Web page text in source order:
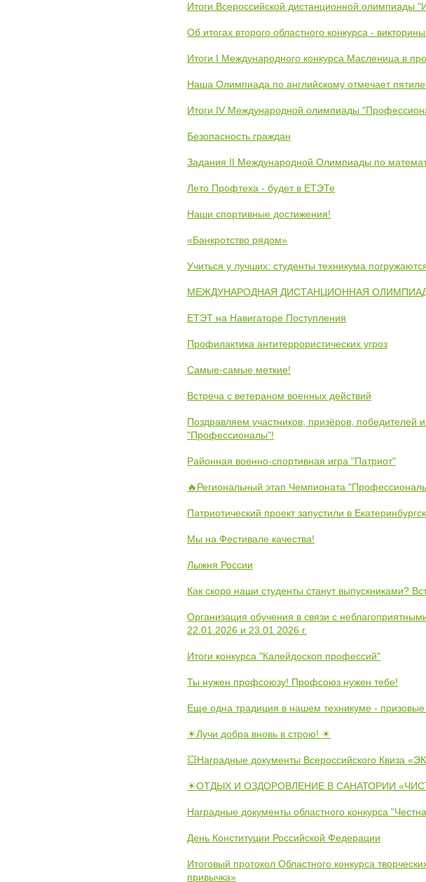
Итоги Всероссийской дистанционной олимпиады
Об итогах второго областного конкурса -
Итоги I Международного конкурса Масленица в
Наша Олимпиада по английскому отмечает
Итоги IV Международной олимпиады
Безопасность граждан
Задания II Международной Олимпиады по
Лето Профтеха - будет в ЕТЭТе
Наши спортивные достижения!
«Банкротство рядом»
Учиться у лучших: студенты техникума
МЕЖДУНАРОДНАЯ ДИСТАНЦИОННАЯ ОЛИМПИАДА
ЕТЭТ на Навигаторе Поступления
Профилактика антитеррористических угроз
Самые-самые меткие!
Встреча с ветераном военных действий
Поздравляем участников, призёров, победителей
"Профессионалы"!
Районная военно-спортивная игра "Патриот"
🔥Региональный этап Чемпионата
Патриотический проект запустили в
Мы на Фестивале качества!
Лыжня России
Как скоро наши студенты станут выпускниками?
Организация обучения в связи с
22.01.2026 и 23.01 2026 г.
Итоги конкурса "Калейдоскоп профессий"
Ты нужен профсоюзу! Профсоюз нужен тебе!
Еще одна традиция в нашем техникуме -
☀Лучи добра вновь в строю! ☀
💥Наградные документы Всероссийского Квиза
☀ОТДЫХ И ОЗДОРОВЛЕНИЕ В САНАТОРИИ
Наградные документы областного конкурса
День Конституции Российской Федерации
Итоговый протокол Областного конкурса
привычка»